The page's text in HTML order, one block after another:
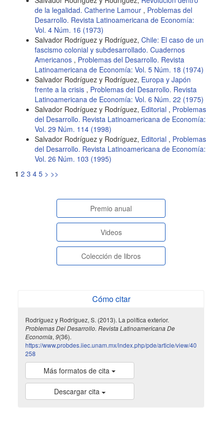
de la legalidad. Catherine Lamour , Problemas del
Desarrollo. Revista Latinoamericana de Economía:
Vol. 4 Núm. 16 (1973)
Salvador Rodríguez y Rodríguez, Chile: El caso de un
fascismo colonial y subdesarrollado. Cuadernos
Americanos , Problemas del Desarrollo. Revista
Latinoamericana de Economía: Vol. 5 Núm. 18 (1974)
Salvador Rodríguez y Rodríguez, Europa y Japón
frente a la crisis , Problemas del Desarrollo. Revista
Latinoamericana de Economía: Vol. 6 Núm. 22 (1975)
Salvador Rodríguez y Rodríguez, Editorial , Problemas
del Desarrollo. Revista Latinoamericana de Economía:
Vol. 29 Núm. 114 (1998)
Salvador Rodríguez y Rodríguez, Editorial , Problemas
del Desarrollo. Revista Latinoamericana de Economía:
Vol. 26 Núm. 103 (1995)
1 2 3 4 5 > >>
paginasespeciales
Premio anual
Videos
Colección de libros
Cómo citar
Rodríguez y Rodríguez, S. (2013). La política exterior.
Problemas Del Desarrollo. Revista Latinoamericana De
Economía, 9(36).
https://www.probdes.iiec.unam.mx/index.php/pde/article/view/40
258
Más formatos de cita
Descargar cita